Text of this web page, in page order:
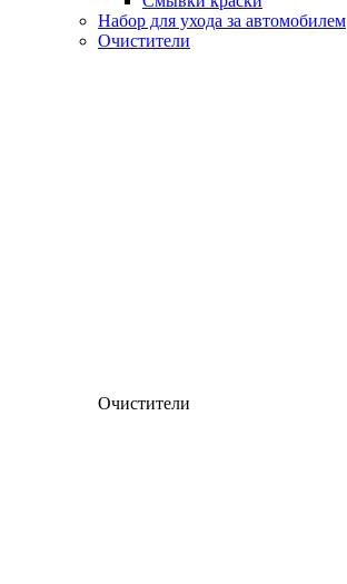
Набор для ухода за автомобилем
Очистители
Очистители